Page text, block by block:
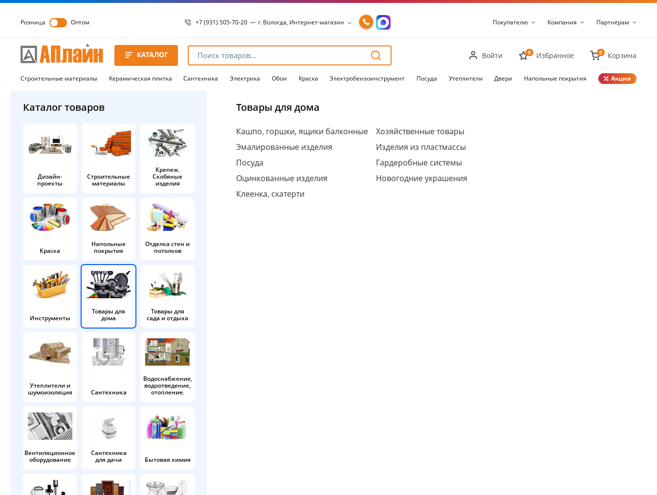
Розница Оптом +7 (931) 505-70-20 — г. Вологда, Интернет-магазин
8 8172 54-15-98
8 8172 54-15-96
г. Вологда, Пошехонское ш., 18
Покупателю Компания Партнёрам
КАТАЛОГ Войти 0 Избранное 0 Корзина
Строительные материалы Керамическая плитка Сантехника Электрика Обои Краска Электробензоинструмент Посуда Утеплители Двери Напольные покрытия Акции
Каталог товаров
Дизайн-
проекты
Строительные
материалы
Крепеж.
Скобяные
изделия
Краска
Напольные
покрытия
Отделка стен и
потолков
Инструменты
Товары для
дома
Товары для
сада и отдыха
Утеплители и
шумоизоляция
Сантехника
Водоснабжение,
водоотведение,
отопление.
Вентиляционное
оборудование
Сантехника
для дачи
Бытовая химия
Товары для дома
Кашпо, горшки, ящики балконные
Эмалированные изделия
Посуда
Оцинкованные изделия
Клеенка, скатерти
Хозяйственные товары
Изделия из пластмассы
Гардеробные системы
Новогодние украшения
Для клиентов всех банков
Разбейтеоплату
на части